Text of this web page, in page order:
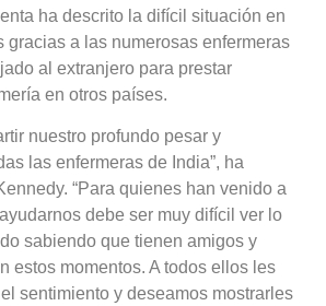
ha descrito la difícil situación en
gracias a las numerosas enfermeras
al extranjero para prestar
en otros países.
nuestro profundo pesar y
las enfermeras de India”, ha
“Para quienes han venido a
debe ser muy difícil ver lo
sabiendo que tienen amigos y
estos momentos. A todos ellos les
sentimiento y deseamos mostrarles